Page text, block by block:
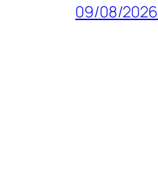
09/08/2026